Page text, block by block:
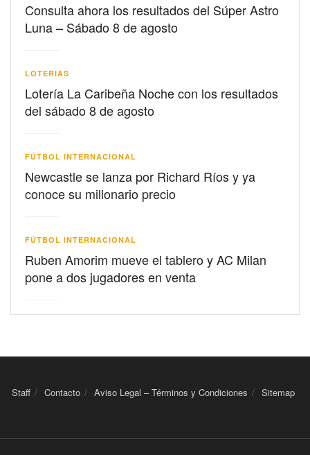
Consulta ahora los resultados del Súper Astro
Luna – Sábado 8 de agosto
LOTERIAS
Lotería La Caribeña Noche con los resultados
del sábado 8 de agosto
FÚTBOL INTERNACIONAL
Newcastle se lanza por Richard Ríos y ya
conoce su millonario precio
FÚTBOL INTERNACIONAL
Ruben Amorim mueve el tablero y AC Milan
pone a dos jugadores en venta
Staff Contacto Aviso Legal – Términos y Condiciones Sitemap